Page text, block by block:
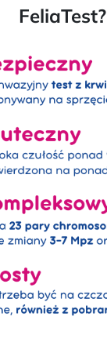
FeliaTest?